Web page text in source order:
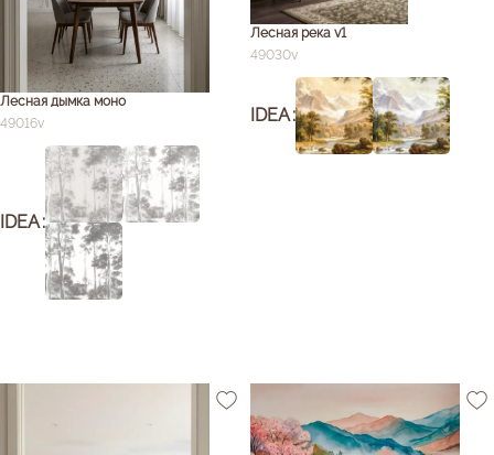
Лесная дымка моно
49016v
IDEA
Лесная река v1
49030v
IDEA